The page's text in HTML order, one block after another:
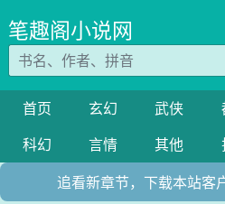
笔趣阁小说网
首页 玄幻 武侠
科幻
言情 其他
追看新章节，下载本站客